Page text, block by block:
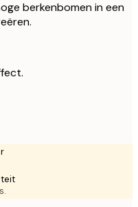
berkenbomen in een